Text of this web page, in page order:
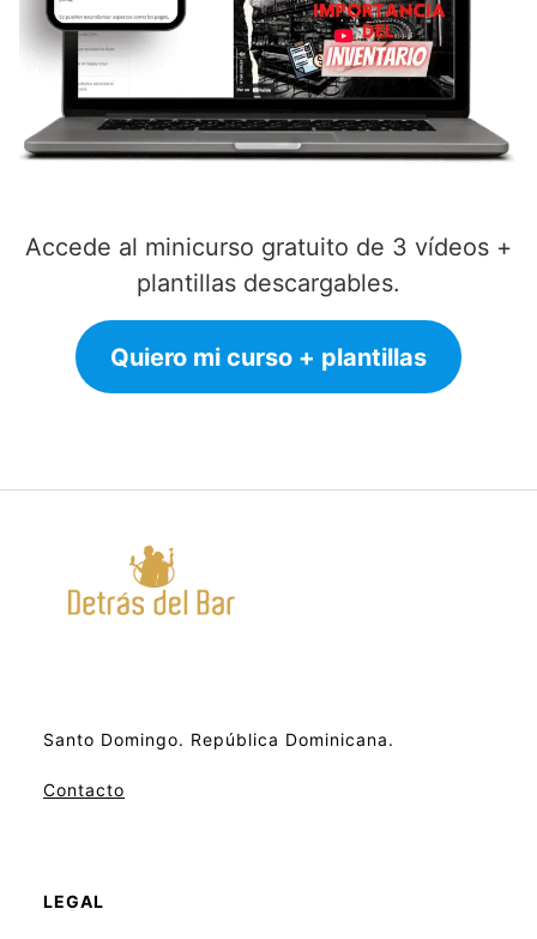
Accede al minicurso gratuito de 3 vídeos +
plantillas descargables.
Quiero mi curso + plantillas
Santo Domingo. República Dominicana.
Contacto
LEGAL